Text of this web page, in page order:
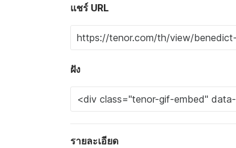
แชร์ URL
ฝัง
รายละเอียด